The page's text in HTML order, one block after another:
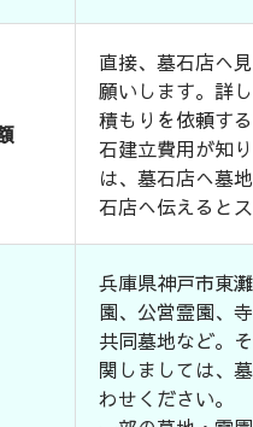
直接、墓石店へ
願いします。詳
積もりを依頼す
石建立費用が知
は、墓石店へ墓
石店へ伝えると
兵庫県神戸市東
園、公営霊園、
共同墓地など。
関しましては、
わせください。